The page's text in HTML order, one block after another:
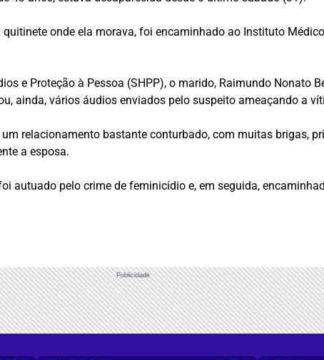
onde ela morava, foi encaminhado ao Instituto
e Proteção à Pessoa (SHPP), o marido, Raimundo Nonato
ainda, vários áudios enviados pelo suspeito ameaçando a
relacionamento bastante conturbado, com muitas brigas,
a esposa.
autuado pelo crime de feminicídio e, em seguida,
Publicidade